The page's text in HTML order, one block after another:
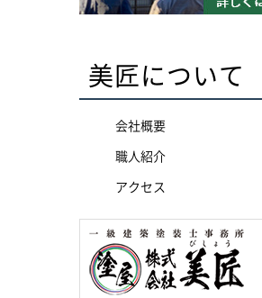
美匠について
会社概要
職人紹介
アクセス